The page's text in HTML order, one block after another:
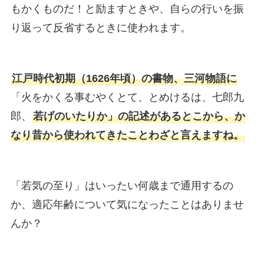
もかくものだ！と励ますときや、自らの行いを振
り返って反省するときに使われます。
江戸時代初期（1626年頃）の書物、三河物語に
「火をかくる事むやくとて、とめけるは、七郎九
郎、 若げのいたりか」の記述があるとこから、か
なり昔から使われてきたことわざと言えますね。
「若気の至り」はいったい何歳まで通用するの
か、適応年齢について気になったことはありませ
んか？